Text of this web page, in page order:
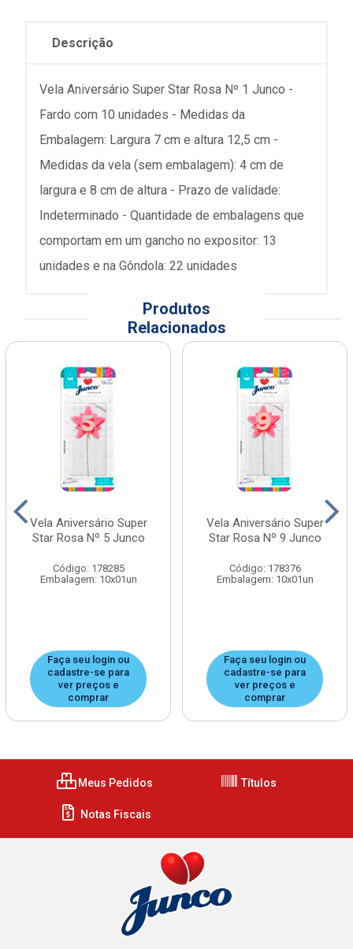
Descrição
Vela Aniversário Super Star Rosa Nº 1 Junco -
Fardo com 10 unidades - Medidas da
Embalagem: Largura 7 cm e altura 12,5 cm -
Medidas da vela (sem embalagem): 4 cm de
largura e 8 cm de altura - Prazo de validade:
Indeterminado - Quantidade de embalagens que
comportam em um gancho no expositor: 13
unidades e na Gôndola: 22 unidades
Produtos
Relacionados
Vela Aniversário Super
Star Rosa Nº 5 Junco
Código: 178285
Embalagem: 10x01un
Faça seu login ou
cadastre-se para
ver preços e
comprar
Vela Aniversário Super
Star Rosa Nº 9 Junco
Código: 178376
Embalagem: 10x01un
Faça seu login ou
cadastre-se para
ver preços e
comprar
Meus Pedidos Títulos
Notas Fiscais